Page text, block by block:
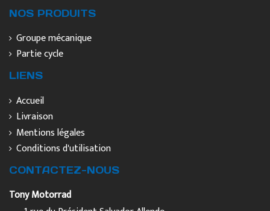
NOS PRODUITS
Groupe mécanique
Partie cycle
LIENS
Accueil
Livraison
Mentions légales
Conditions d'utilisation
CONTACTEZ-NOUS
Tony Motorrad